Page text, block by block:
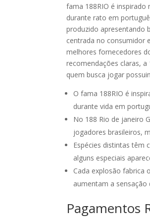
fama 188RIO é
durante rato em
produzido apresentando
centrada no consumidor
melhores fornecedores
recomendações claras,
quem busca jogar
O fama 188RIO é
durante vida em
No 188 Rio de janeiro
jogadores brasileiros,
Espécies distintas têm
alguns especiais
Cada explosão fabrica
aumentam a sensação
Pagamentos